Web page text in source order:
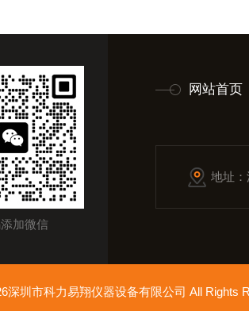
加微信
网站首页
地址
深圳市科力易翔仪器设备有限公司 All